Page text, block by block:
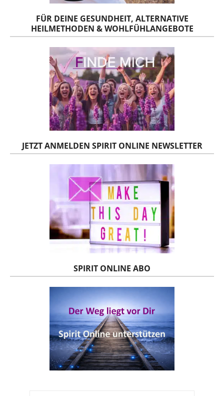
FÜR DEINE GESUNDHEIT, ALTERNATIVE
HEILMETHODEN & WOHLFÜHLANGEBOTE
JETZT ANMELDEN SPIRIT ONLINE NEWSLETTER
SPIRIT ONLINE ABO